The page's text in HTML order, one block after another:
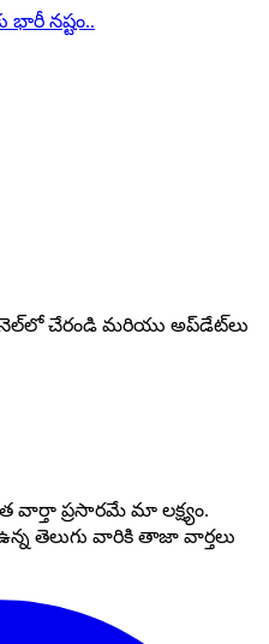
భారీ నష్టం..
చేరండి మరియు అప్‌డేట్‌లు
వార్తా ప్రసారమే మా లక్ష్యం.
ఉన్న తెలుగు వారికి తాజా వార్తలు